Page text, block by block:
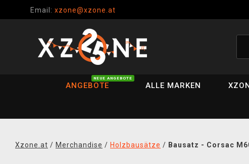
Email: xzone@xzone.at
ANGEBOTE
NEUE ANGEBOTE
ALLE MARKEN
Xzone.at / Merchandise / Holzbausätze / Bausatz - Corsac